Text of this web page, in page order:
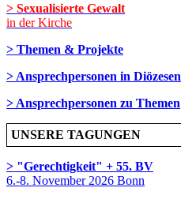
> Sexualisierte Gewalt
in der Kirche
> Themen & Projekte
> Ansprechpersonen in Diözesen
> Ansprechpersonen zu Themen
UNSERE TAGUNGEN
> "Gerechtigkeit" + 55. BV
6.-8. November 2026 Bonn